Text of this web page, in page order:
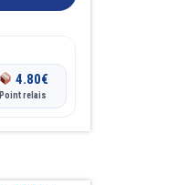
à
4.80€
Point relais